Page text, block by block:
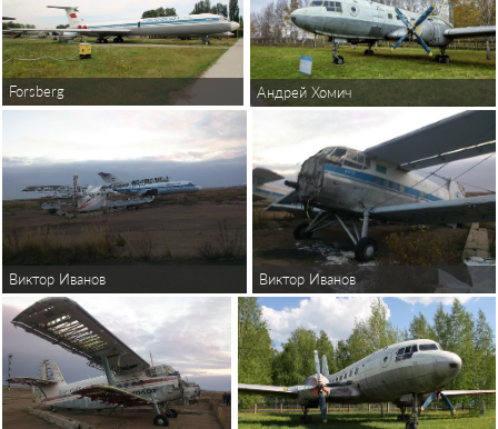
Forsberg Андрей Хомич
Виктор Иванов Виктор Иванов